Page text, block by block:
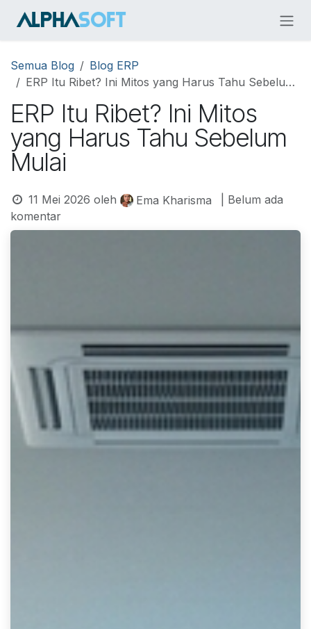
Semua Blog
Blog ERP
ERP Itu Ribet? Ini Mitos yang Harus Tahu Sebelum Mulai
ERP Itu Ribet? Ini Mitos
yang Harus Tahu Sebelum
Mulai
11 Mei 2026 oleh Ema Kharisma
| Belum ada
komentar